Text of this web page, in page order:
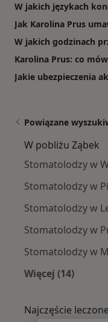
W jakich językach
Jak Karolina Prus
W jakich godzinach
Karolina Prus: co
Jakie ubezpieczenia
Powiązane
W pobliżu Ząbek
Stomatolodzy w
Stomatolodzy w
Stomatolodzy w
Stomatolodzy w
Stomatolodzy w
Więcej (14)
Najczęście